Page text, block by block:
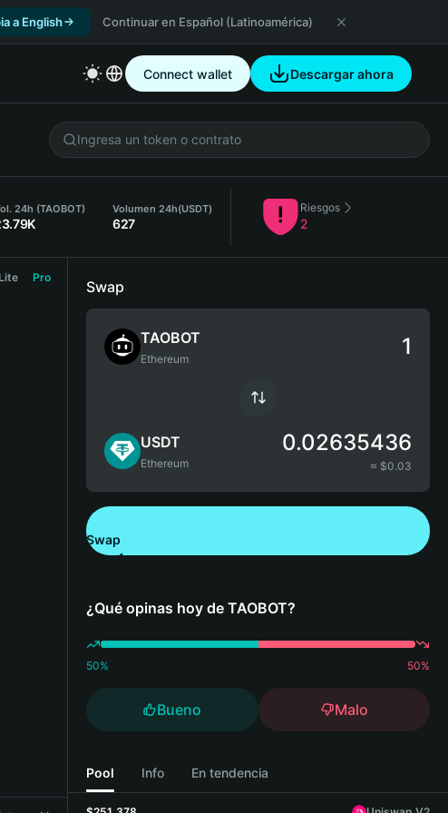
a English Continuar en Español (Latinoamérica)
Connect wallet Descargar ahora
24h (TAOBOT) Volumen 24h(USDT)
627
Riesgos
2
Lite Pro
Swap
TAOBOT
Ethereum
USDT
Ethereum
0.02635436
≈ $0.03
Swap
¿Qué opinas hoy de TAOBOT?
50% 50%
Bueno Malo
Pool Info En tendencia